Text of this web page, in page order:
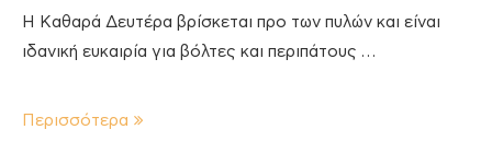
Η Καθαρά Δευτέρα βρίσκεται προ των πυλών και είναι
ιδανική ευκαιρία για βόλτες και περιπάτους …
Περισσότερα